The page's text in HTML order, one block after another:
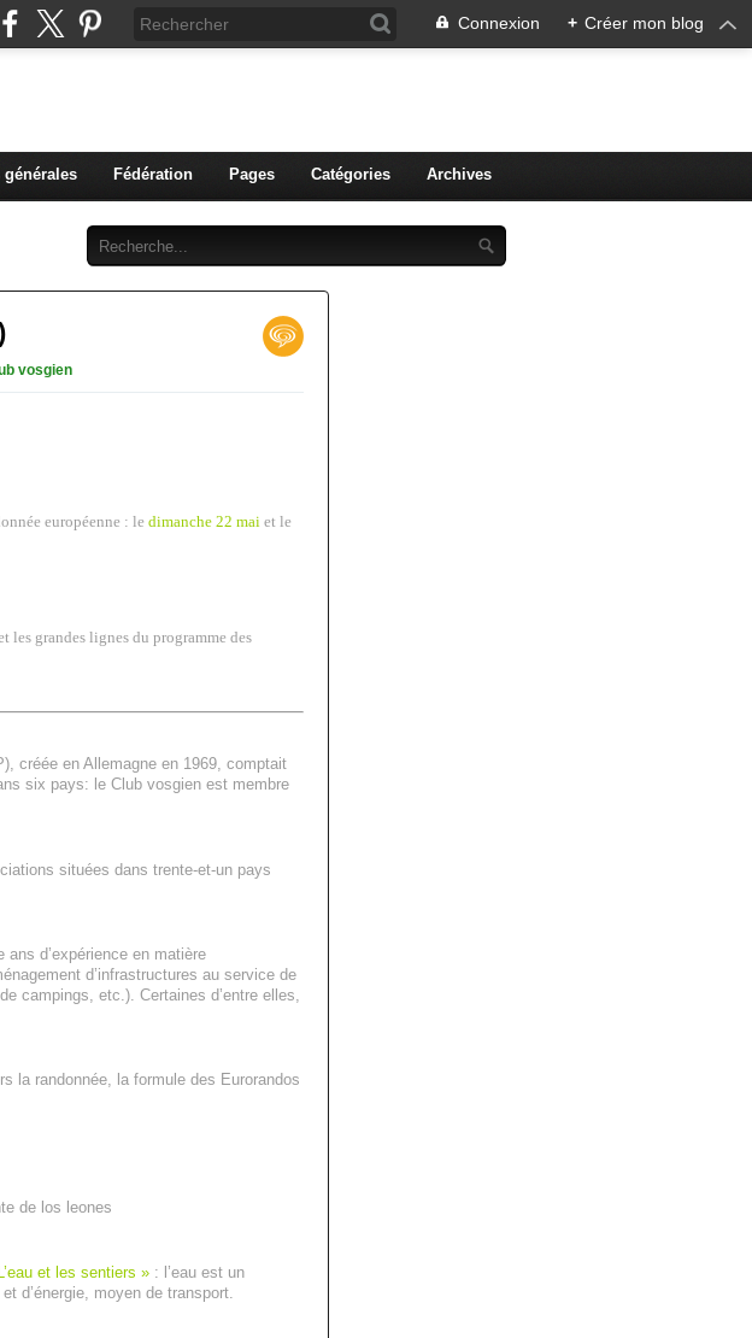
Connexion + Créer mon blog
générales Fédération Pages Catégories Archives
vosgien
européenne : le dimanche 22 mai et le
les grandes lignes du programme des
créée en Allemagne en 1969, comptait
six pays: le Club vosgien est membre
situées dans trente-et-un pays
d’expérience en matière
d’infrastructures au service de
campings, etc.). Certaines d’entre elles,
la randonnée, la formule des Eurorandos
et les sentiers » : l’eau est un
d’énergie, moyen de transport.